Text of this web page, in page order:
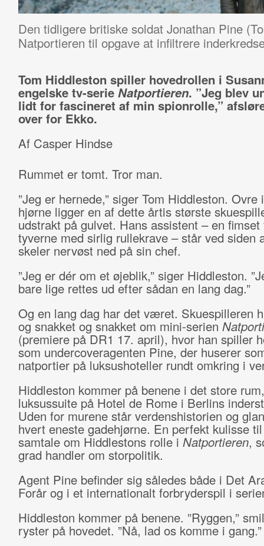
Den tidligere britiske soldat Jonathan Pine
Natportieren til opgave at infiltrere
Tom Hiddleston spiller hovedrollen i
engelske tv-serieNatportieren. ”Jeg blev
lidt for fascineret af min spionrolle,”
over for Ekko.
Af Casper Hindse
Rummet er tomt. Tror man.
”Jeg er hernede,” siger Tom Hiddleston. Ovre
hjørne ligger en af dette årtis største
udstrakt på gulvet. Hans assistent – en
tyverne med sirlig rullekrave – står ved siden
skeler nervøst ned på sin chef.
”Jeg er dér om et øjeblik,” siger Hiddleston.
bare lige rettes ud efter sådan en lang dag.”
Og en lang dag har det været. Skuespilleren
og snakket og snakket om mini-serien
(premiere på DR1 17. april), hvor han spiller
som undercoveragenten Pine, der huserer
natportier på luksushoteller rundt omkring i
Hiddleston kommer på benene i det store
luksussuite på Hotel de Rome i Berlins
Uden for murene står verdenshistorien og
hvert eneste gadehjørne. En perfekt kulisse
samtale om Hiddlestons rolle i Natportieren,
grad handler om storpolitik.
Agent Pine befinder sig således både i Det
Forår og i et internationalt forbryderspil i
Hiddleston kommer på benene. ”Ryggen,”
ryster på hovedet. ”Nå, lad os komme i gang.”